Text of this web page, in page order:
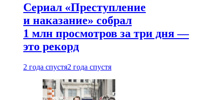
Сериал «Преступление
и наказание» собрал
1 млн просмотров за три дня —
это рекорд
2 года спустя2 года спустя